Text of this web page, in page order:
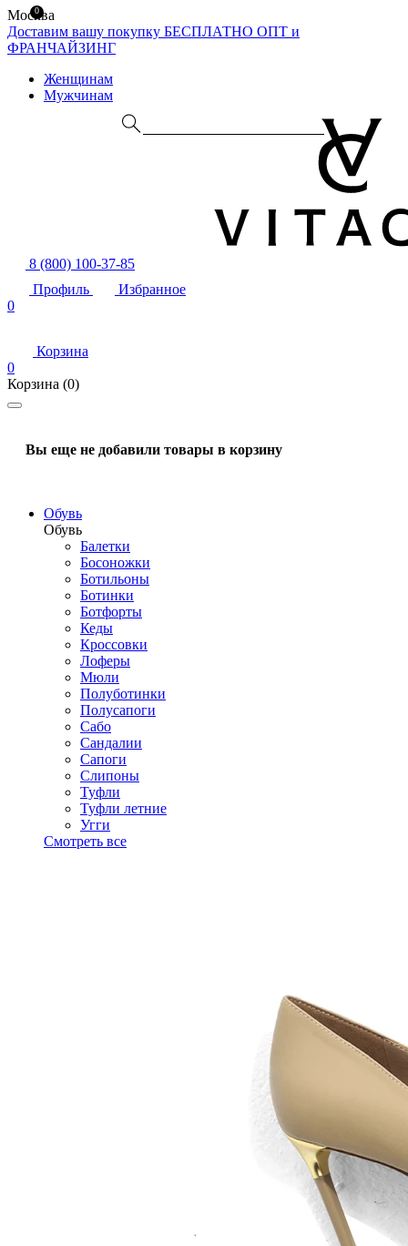
Москва
Доставим вашу покупку БЕСПЛАТНО ОПТ и
ФРАНЧАЙЗИНГ
Женщинам
Мужчинам
8 (800) 100-37-85
Профиль
Избранное
0
Корзина
0
Корзина (0)
Вы еще не добавили товары в корзину
Обувь
Обувь
Балетки
Босоножки
Ботильоны
Ботинки
Ботфорты
Кеды
Кроссовки
Лоферы
Мюли
Полуботинки
Полусапоги
Сабо
Сандалии
Сапоги
Слипоны
Туфли
Туфли летние
Угги
Смотреть все
0